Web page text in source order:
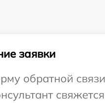
заявки
обратной